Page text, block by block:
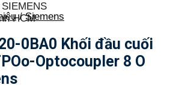
HCM
/ Siemens
0BA0 Khối đầu cuối
Optocoupler 8 O